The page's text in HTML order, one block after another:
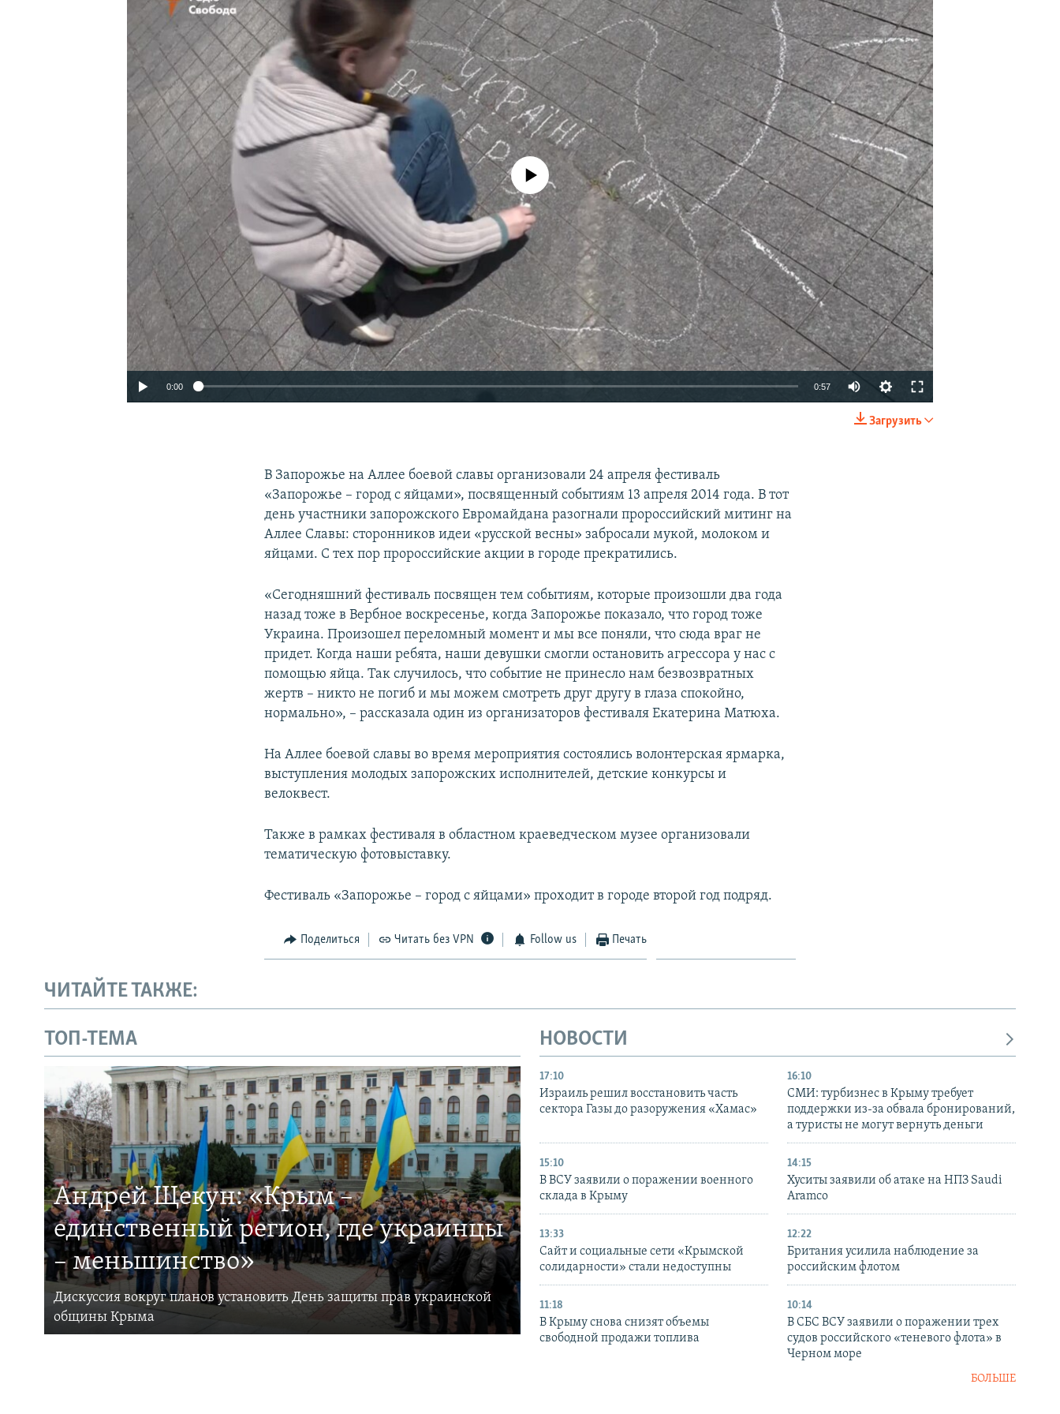
УКРАИНСКАЯ ПРОБЛЕМА КРЫМА
SHARE
No media source currently available
0:00 0:57
Загрузить
В Запорожье на Аллее боевой славы организовали 24 апреля фестиваль
«Запорожье – город с яйцами», посвященный событиям 13 апреля 2014 года. В тот
день участники запорожского Евромайдана разогнали пророссийский митинг на
Аллее Славы: сторонников идеи «русской весны» забросали мукой, молоком и
яйцами. С тех пор пророссийские акции в городе прекратились.
«Сегодняшний фестиваль посвящен тем событиям, которые произошли два года
назад тоже в Вербное воскресенье, когда Запорожье показало, что город тоже
Украина. Произошел переломный момент и мы все поняли, что сюда враг не
придет. Когда наши ребята, наши девушки смогли остановить агрессора у нас с
помощью яйца. Так случилось, что событие не принесло нам безвозвратных
жертв – никто не погиб и мы можем смотреть друг другу в глаза спокойно,
нормально», – рассказала один из организаторов фестиваля Екатерина Матюха.
На Аллее боевой славы во время мероприятия состоялись волонтерская ярмарка,
выступления молодых запорожских исполнителей, детские конкурсы и
велоквест.
Также в рамках фестиваля в областном краеведческом музее организовали
тематическую фотовыставку.
Фестиваль «Запорожье – город с яйцами» проходит в городе второй год подряд.
Поделиться Читать без VPN Follow us Печать
ЧИТАЙТЕ ТАКЖЕ:
ТОП-ТЕМА
Андрей Щекун: «Крым –
единственный регион, где украинцы
– меньшинство»
Дискуссия вокруг планов установить День защиты прав украинской
общины Крыма
НОВОСТИ
17:10
Израиль решил восстановить часть
сектора Газы до разоружения «Хамас»
16:10
СМИ: турбизнес в Крыму требует
поддержки из-за обвала бронирований,
а туристы не могут вернуть деньги
15:10
В ВСУ заявили о поражении военного
склада в Крыму
14:15
Хуситы заявили об атаке на НПЗ Saudi
Aramco
13:33
Сайт и социальные сети «Крымской
солидарности» стали недоступны
12:22
Британия усилила наблюдение за
российским флотом
11:18
В Крыму снова снизят объемы
свободной продажи топлива
10:14
В СБС ВСУ заявили о поражении трех
судов российского «теневого флота» в
Черном море
БОЛЬШЕ